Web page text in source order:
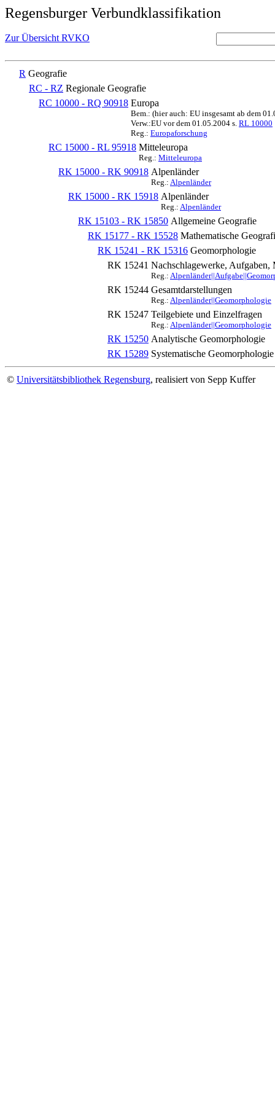
Regensburger Verbundklassifikation
Zur Übersicht RVKO
R Geografie
RC - RZ Regionale Geografie
RC 10000 - RQ 90918 Europa
Bem.: (hier auch: EU insgesamt ab dem
Verw.:EU vor dem 01.05.2004 s. RL 10000
Reg.: Europaforschung
RC 15000 - RL 95918 Mitteleuropa
Reg.: Mitteleuropa
RK 15000 - RK 90918 Alpenländer
Reg.: Alpenländer
RK 15000 - RK 15918 Alpenländer
Reg.: Alpenländer
RK 15103 - RK 15850 Allgemeine Geografie
RK 15177 - RK 15528 Mathematische
RK 15241 - RK 15316 Geomorphologie
RK 15241 Nachschlagewerke, Aufgaben,
Reg.:
RK 15244 Gesamtdarstellungen
Reg.: Alpenländer||Geomorphologie
RK 15247 Teilgebiete und Einzelfragen
Reg.: Alpenländer||Geomorphologie
RK 15250 Analytische Geomorphologie
RK 15289 Systematische Geomorphologie
© Universitätsbibliothek Regensburg, realisiert von Sepp Kuffer